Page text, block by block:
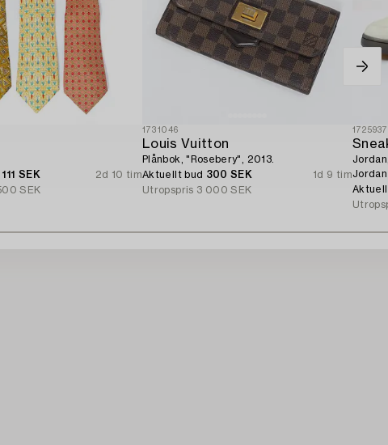
111 SEK
2d 10 tim
SEK
1731046
Louis Vuitton
Plånbok, "Rosebery", 2013.
Aktuellt bud 300 SEK
1d 9 tim
Utropspris 3 000 SEK
1725937